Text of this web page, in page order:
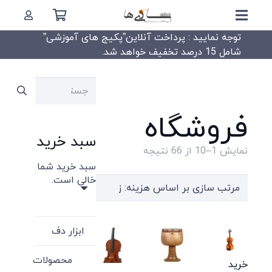
توجه نمایید : پرداخت آنلاین”پکیج های آموزشی”
شامل 15 درصد تخفیف خواهد شد.
فروشگاه
نمایش 1–10 از 66 نتیجه
price:
خرید
جستجو
سبد خرید
سبد خرید شما
خالی است.
ابزار دف
محصولات